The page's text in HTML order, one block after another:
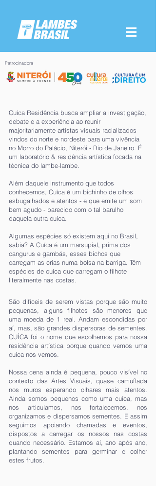
Patrocinadora
Cuíca Residência busca ampliar a investigação,
debate e a experiência ao reunir
majoritariamente artistas visuais racializados
vindos do norte e nordeste para uma vivência
no Morro do Palácio, Niterói - Rio de Janeiro. É
um laboratório & residência artística focada na
técnica do lambe-lambe.
Além daquele instrumento que todos
conhecemos, Cuíca é um bichinho de olhos
esbugalhados e atentos - e que emite um som
bem agudo - parecido com o tal barulho
daquela outra cuíca.
Algumas espécies só existem aqui no Brasil,
sabia? A Cuíca é um marsupial, prima dos
cangurus e gambás, esses bichos que
carregam as crias numa bolsa na barriga. Têm
espécies de cuíca que carregam o filhote
literalmente nas costas.
São difíceis de serem vistas porque são muito
pequenas, alguns filhotes são menores que
uma moeda de 1 real. Andam escondidas por
aí, mas, são grandes dispersoras de sementes.
CUÍCA foi o nome que escolhemos para nossa
residência artística porque quando vemos uma
cuíca nos vemos.
Nossa cena ainda é pequena, pouco visível no
contexto das Artes Visuais, quase camuflada
nos muros esperando olhares mais atentos.
Ainda somos pequenos como uma cuíca, mas
nos articulamos, nos fortalecemos, nos
organizamos e dispersamos sementes. E assim
seguimos apoiando chamadas e eventos,
dispostos a carregar os nossos nas costas
quando necessário. Estamos aí, ano após ano,
plantando sementes para germinar e colher
estes frutos.